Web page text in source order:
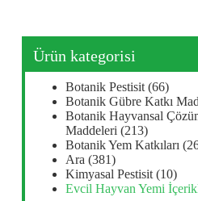
Ürün kategorisi
Botanik Pestisit (66)
Botanik Gübre Katkı
Botanik Hayvansal
Maddeleri (213)
Botanik Yem Katkıları
Ara (381)
Kimyasal Pestisit (10)
Evcil Hayvan Yemi